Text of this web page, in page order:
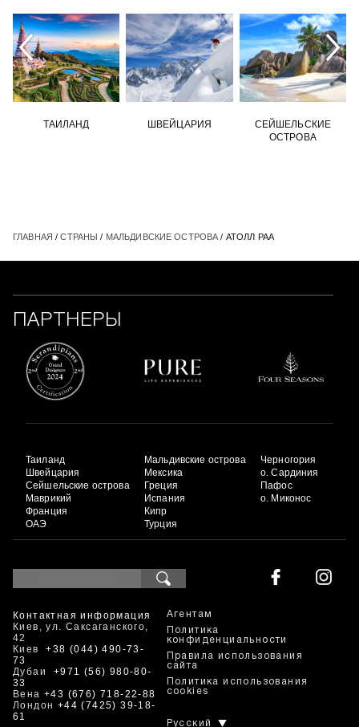
ТАИЛАНД ШВЕЙЦАРИЯ
СЕЙШЕЛЬСКИЕ
ОСТРОВА
ГЛАВНАЯ /СТРАНЫ / МАЛЬДИВСКИЕ ОСТРОВА / АТОЛЛ РАА
ПАРТНЕРЫ
Таиланд
Швейцария
Сейшельские острова
Маврикий
Франция
ОАЭ
Мальдивские острова
Мексика
Греция
Испания
Кипр
Турция
Черногория
о. Сардиния
Пафос
о. Миконос
Контактная информация
Киев, ул. Саксаганского,
42
Киев+38 (044) 490-73-
73
Дубаи +971 (56) 980-80-
33
Вена +43 (676) 718-22-88
Лондон +44 (7425) 39-18-
61
Агентам
Политика
конфиденциальности
Правила использования
сайта
Политика использования
cookies
Русский